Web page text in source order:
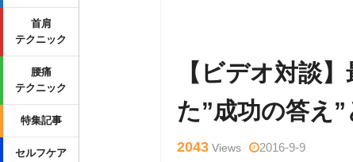
首肩
テクニック
腰痛
テクニック
特集記事
セルフケア
【ビデオ対談
た”成功の答え”
2043 Views 2016-9-9